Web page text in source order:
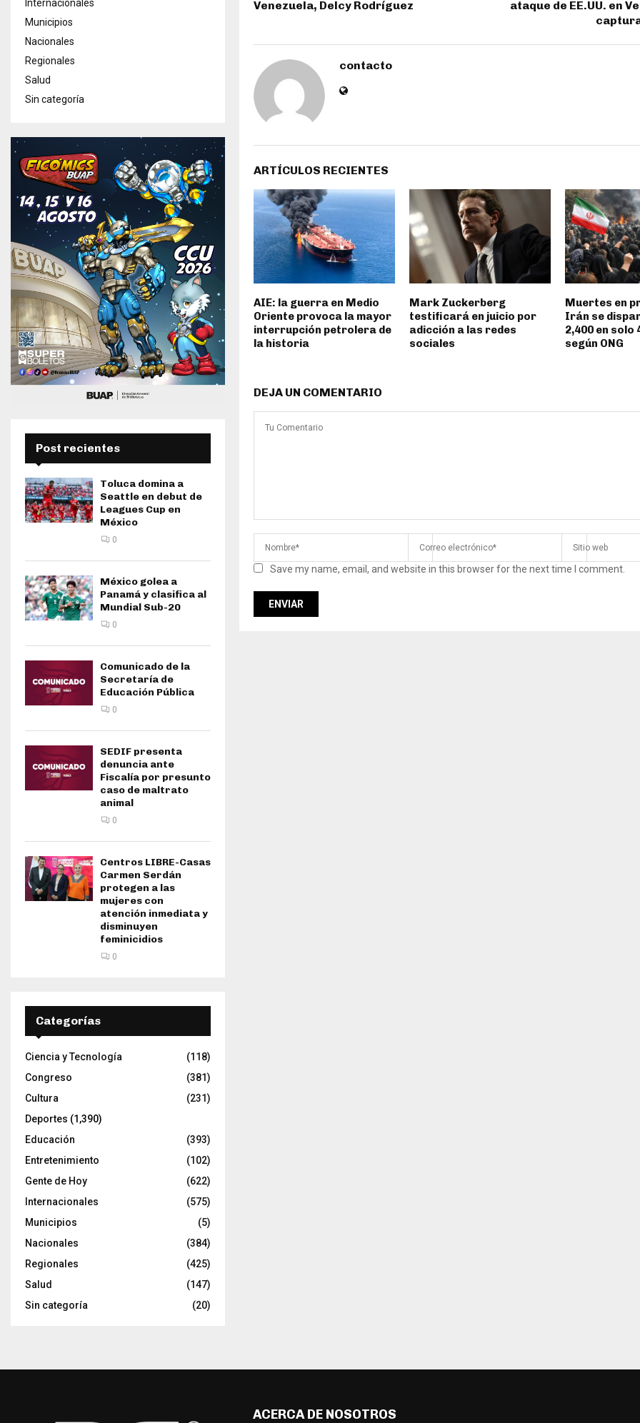
Venezuela, Delcy Rodríguez
ataque de EE.UU. en
contacto
ARTÍCULOS RECIENTES
AIE: la guerra en Medio
Oriente provoca la mayor
interrupción petrolera de
la historia
Mark Zuckerberg
testificará en juicio por
adicción a las redes
sociales
Muertes en
Irán se
2,400 en solo
según ONG
DEJA UN COMENTARIO
Save my name, email, and website in this browser for the next time I comment.
Internacionales
Municipios
Nacionales
Regionales
Salud
Sin categoría
Post recientes
Toluca domina a
Seattle en debut de
Leagues Cup en
México
0
México golea a
Panamá y clasifica al
Mundial Sub-20
0
Comunicado de la
Secretaría de
Educación Pública
0
SEDIF presenta
denuncia ante
Fiscalía por presunto
caso de maltrato
animal
0
Centros LIBRE-Casas
Carmen Serdán
protegen a las
mujeres con
atención inmediata y
disminuyen
feminicidios
0
Categorías
Ciencia y Tecnología
(118)
Congreso
(381)
Cultura
(231)
Deportes (1,390)
Educación
(393)
Entretenimiento
(102)
Gente de Hoy
(622)
Internacionales
(575)
Municipios
(5)
Nacionales
(384)
Regionales
(425)
Salud
(147)
Sin categoría
(20)
ACERCA DE NOSOTROS